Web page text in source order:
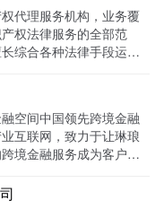
代理服务机构，业务覆
权法律服务的全部范
综合各种法律手段运作
信息收集网络，和多样
手段，致力于服务专
、版权、保护及诉讼等
空间中国领先跨境金融
互联网，致力于让琳琅
境金融服务成为客户触